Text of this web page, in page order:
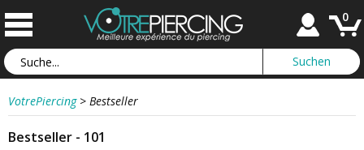
0
VotrePiercing > Bestseller
Bestseller - 101